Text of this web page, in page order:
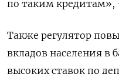
по таким кредитам»,
Также регулятор
вкладов населения в
высоких ставок по